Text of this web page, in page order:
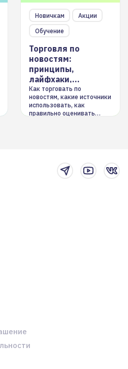
Новичкам
Акции
Обучение
Торговля по
новостям:
принципы,
лайфхаки,
инструменты
Как торговать по
новостям, какие источники
использовать, как
правильно оценивать